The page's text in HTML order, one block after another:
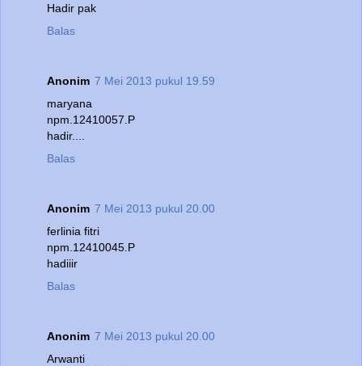
Hadir pak
Balas
Anonim 7 Mei 2013 pukul 19.59
maryana
npm.12410057.P
hadir....
Balas
Anonim 7 Mei 2013 pukul 20.00
ferlinia fitri
npm.12410045.P
hadiiir
Balas
Anonim 7 Mei 2013 pukul 20.00
Arwanti